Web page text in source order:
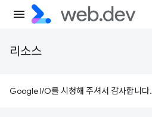
리소스
Google I/O를 시청해 주셔서 감사합니다.